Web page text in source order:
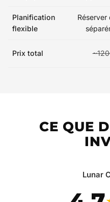
Planification
flexible
Réserver
Prix total
CE QUE
Lunar